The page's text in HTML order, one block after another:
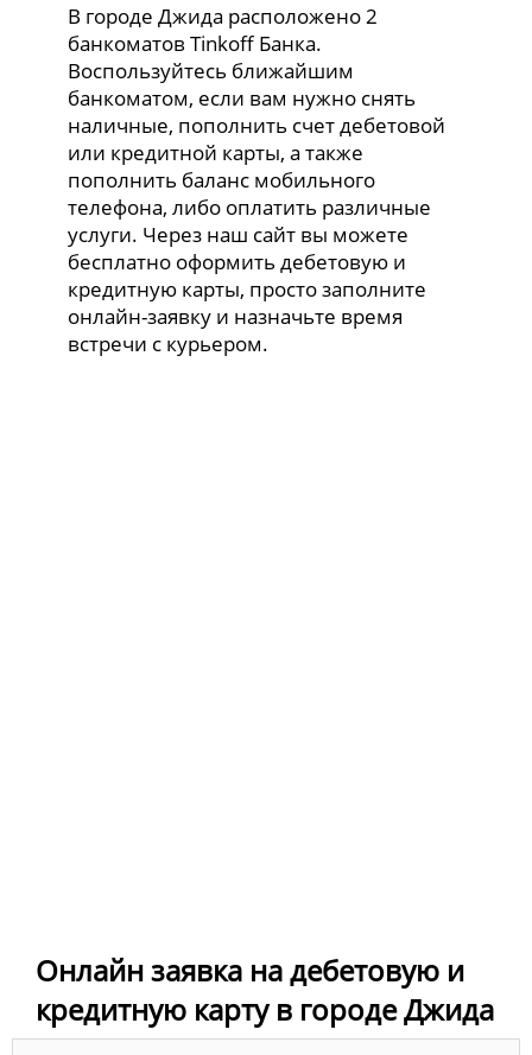
В городе Джида расположено 2
банкоматов Tinkoff Банка.
Воспользуйтесь ближайшим
банкоматом, если вам нужно снять
наличные, пополнить счет дебетовой
или кредитной карты, а также
пополнить баланс мобильного
телефона, либо оплатить различные
услуги. Через наш сайт вы можете
бесплатно оформить дебетовую и
кредитную карты, просто заполните
онлайн-заявку и назначьте время
встречи с курьером.
Онлайн заявка на дебетовую и
кредитную карту в городе Джида